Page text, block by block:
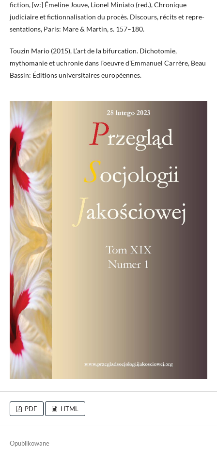
fiction, [w:] Émeline Jouve, Lionel Miniato (red.), Chronique
judiciaire et fictionnalisation du procès. Discours, récits et repre-
sentations, Paris: Mare & Martin, s. 157–180.
Touzin Mario (2015), L’art de la bifurcation. Dichotomie,
mythomanie et uchronie dans l’oeuvre d’Emmanuel Carrère, Beau
Bassin: Éditions universitaires européennes.
PDF HTML
Opublikowane